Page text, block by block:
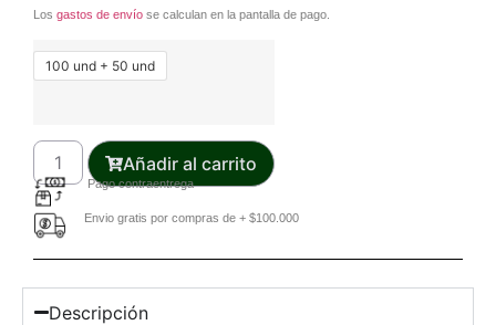
Los gastos de envío se calculan en la pantalla de pago.
100 und + 50 und
Añadir al carrito
Pago contraentrega
Envio gratis por compras de + $100.000
Descripción